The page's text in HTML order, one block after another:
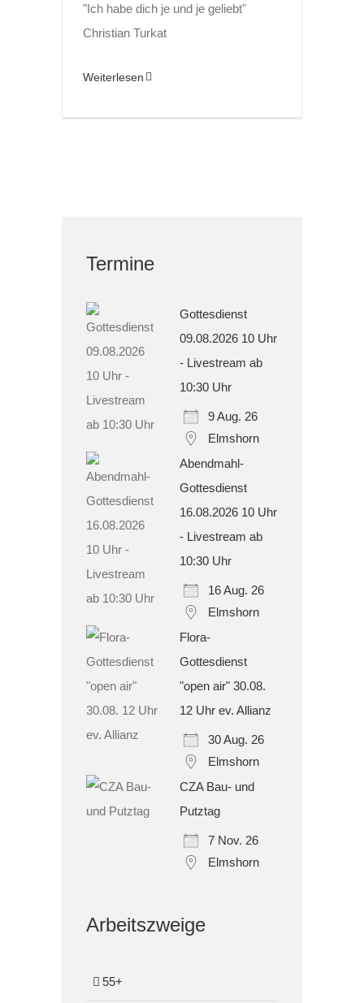
"Ich habe dich je und je geliebt"
Christian Turkat
Weiterlesen
Termine
Gottesdienst
09.08.2026 10 Uhr
- Livestream ab
10:30 Uhr
9 Aug. 26
Elmshorn
Abendmahl-
Gottesdienst
16.08.2026 10 Uhr
- Livestream ab
10:30 Uhr
16 Aug. 26
Elmshorn
Flora-
Gottesdienst
"open air" 30.08.
12 Uhr ev. Allianz
30 Aug. 26
Elmshorn
CZA Bau- und
Putztag
7 Nov. 26
Elmshorn
Arbeitszweige
55+